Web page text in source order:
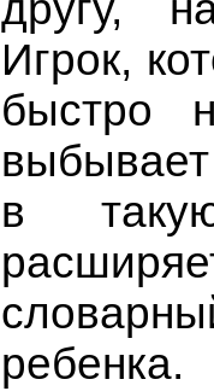
Игрок,
быстро
в
ребенка.